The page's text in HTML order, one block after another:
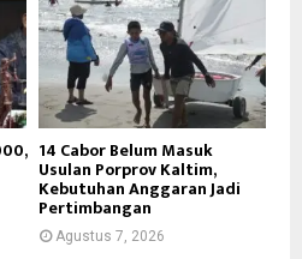
14 Cabor Belum Masuk
Usulan Porprov Kaltim,
Kebutuhan Anggaran Jadi
Pertimbangan
Agustus 7, 2026